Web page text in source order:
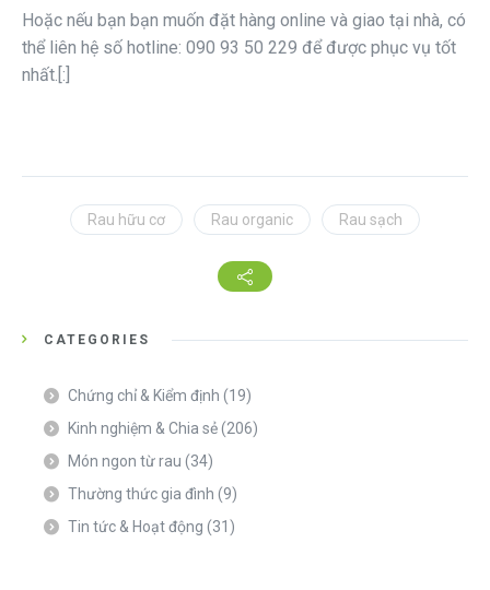
Hoặc nếu bạn bạn muốn đặt hàng online và giao tại nhà, có
thể liên hệ số hotline: 090 93 50 229 để được phục vụ tốt
nhất.[:]
Rau hữu cơ Rau organic Rau sạch
CATEGORIES
Chứng chỉ & Kiểm định (19)
Kinh nghiệm & Chia sẻ(206)
Món ngon từ rau (34)
Thường thức gia đình (9)
Tin tức & Hoạt động (31)